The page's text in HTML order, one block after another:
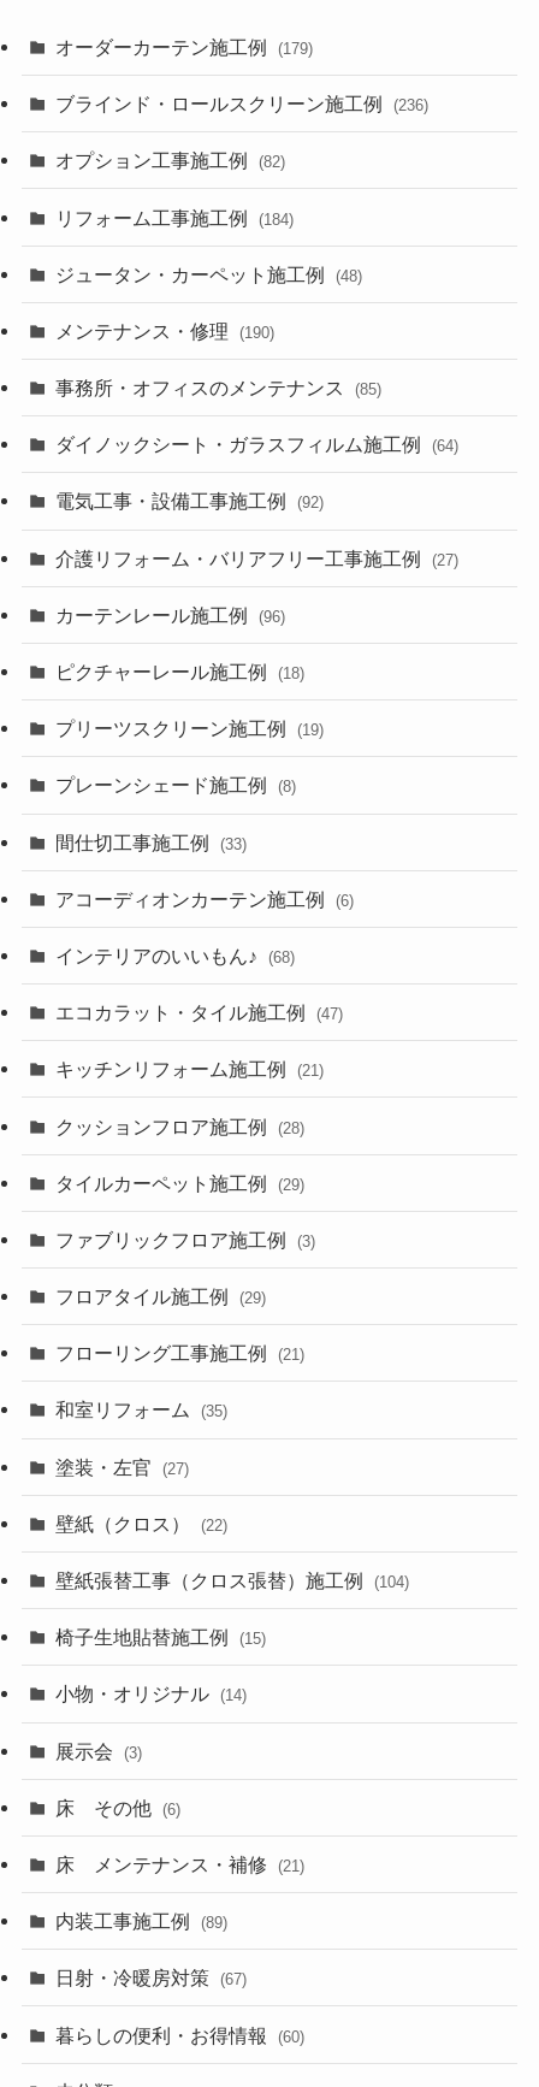
オーダーカーテン施工例 (179)
ブラインド・ロールスクリーン施工例 (236)
オプション工事施工例 (82)
リフォーム工事施工例 (184)
ジュータン・カーペット施工例 (48)
メンテナンス・修理 (190)
事務所・オフィスのメンテナンス (85)
ダイノックシート・ガラスフィルム施工例 (64)
電気工事・設備工事施工例 (92)
介護リフォーム・バリアフリー工事施工例 (27)
カーテンレール施工例 (96)
ピクチャーレール施工例 (18)
プリーツスクリーン施工例 (19)
プレーンシェード施工例 (8)
間仕切工事施工例 (33)
アコーディオンカーテン施工例 (6)
インテリアのいいもん♪ (68)
エコカラット・タイル施工例 (47)
キッチンリフォーム施工例 (21)
クッションフロア施工例 (28)
タイルカーペット施工例 (29)
ファブリックフロア施工例 (3)
フロアタイル施工例 (29)
フローリング工事施工例 (21)
和室リフォーム (35)
塗装・左官 (27)
壁紙（クロス） (22)
壁紙張替工事（クロス張替）施工例 (104)
椅子生地貼替施工例 (15)
小物・オリジナル (14)
展示会 (3)
床 その他 (6)
床 メンテナンス・補修 (21)
内装工事施工例 (89)
日射・冷暖房対策 (67)
暮らしの便利・お得情報 (60)